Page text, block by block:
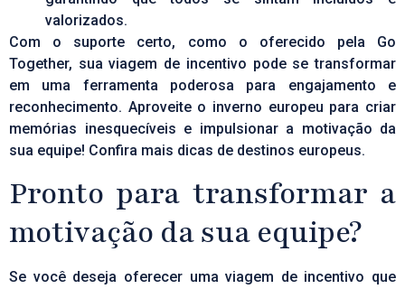
valorizados.
Com o suporte certo, como o oferecido pela Go
Together, sua viagem de incentivo pode se transformar
em uma ferramenta poderosa para engajamento e
reconhecimento. Aproveite o inverno europeu para criar
memórias inesquecíveis e impulsionar a motivação da
sua equipe! Confira mais dicas de destinos europeus.
Pronto para transformar a
motivação da sua equipe?
Se você deseja oferecer uma viagem de incentivo que